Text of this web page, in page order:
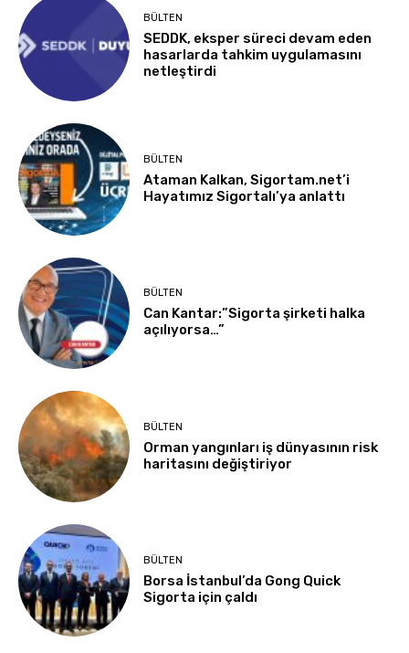
BÜLTEN
SEDDK, eksper süreci devam eden
hasarlarda tahkim uygulamasını
netleştirdi
BÜLTEN
Ataman Kalkan, Sigortam.net’i
Hayatımız Sigortalı’ya anlattı
BÜLTEN
Can Kantar:”Sigorta şirketi halka
açılıyorsa…”
BÜLTEN
Orman yangınları iş dünyasının risk
haritasını değiştiriyor
BÜLTEN
Borsa İstanbul’da Gong Quick
Sigorta için çaldı